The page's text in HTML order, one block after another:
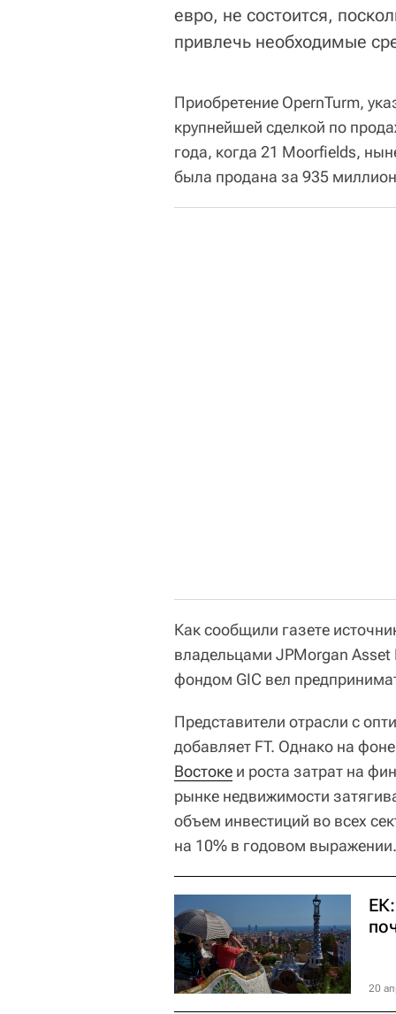
евро, не состоится,
привлечь необходимые
Приобретение OpernTurm,
крупнейшей сделкой по
года, когда 21 Moorfields,
была продана за 935
Как сообщили газете
владельцами JPMorgan
фондом GIC вел
Представители отрасли с
добавляет FT. Однако на
Востоке и роста затрат на
рынке недвижимости
объем инвестиций во всех
на 10% в годовом выражении.
20